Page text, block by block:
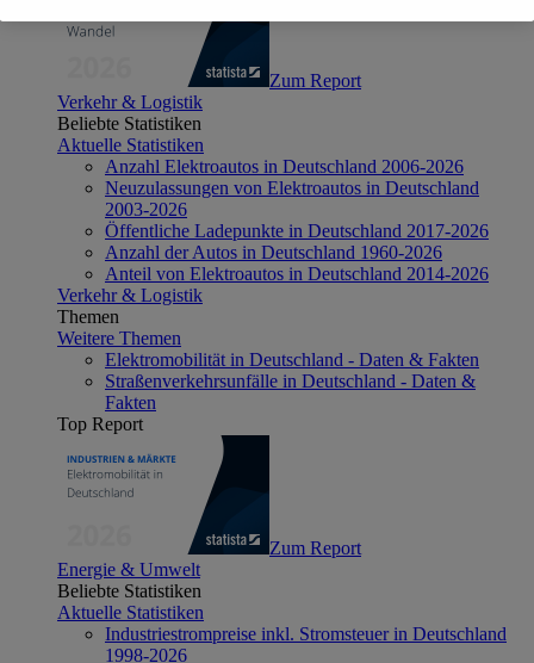
Zum Report
Verkehr & Logistik
Beliebte Statistiken
Aktuelle Statistiken
Anzahl Elektroautos in Deutschland 2006-2026
Neuzulassungen von Elektroautos in Deutschland
2003-2026
Öffentliche Ladepunkte in Deutschland 2017-2026
Anzahl der Autos in Deutschland 1960-2026
Anteil von Elektroautos in Deutschland 2014-2026
Verkehr & Logistik
Themen
Weitere Themen
Elektromobilität in Deutschland - Daten & Fakten
Straßenverkehrsunfälle in Deutschland - Daten &
Fakten
Top Report
Zum Report
Energie & Umwelt
Beliebte Statistiken
Aktuelle Statistiken
Industriestrompreise inkl. Stromsteuer in Deutschland
1998-2026